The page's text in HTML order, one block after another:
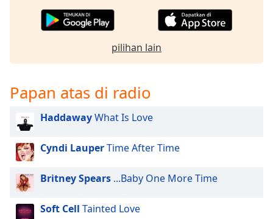
dialog
subtitles
Track
in-
Picture
Fullscreen
This
window.
pilihan lain
Papan atas di radio
HaddawayWhat Is Love
Cyndi LauperTime After Time
Britney Spears ...Baby One More Time
Soft Cell Tainted Love